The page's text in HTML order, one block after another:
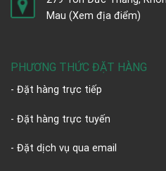
Mau (Xem địa điểm)
PHƯƠNG THỨC ĐẶT HÀNG
- Đặt hàng trực tiếp
- Đặt hàng trực tuyến
- Đặt dịch vụ qua email